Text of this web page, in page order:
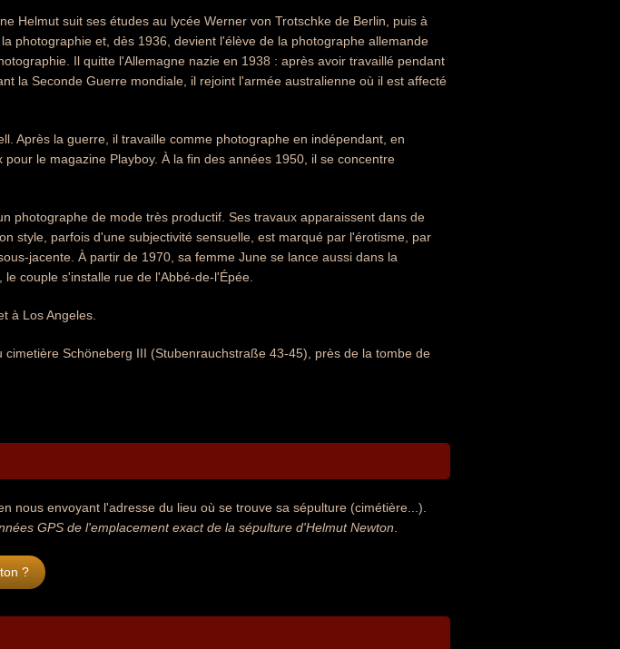
Helmut suit ses études au lycée Werner von Trotschke de Berlin, puis à
photographie et, dès 1936, devient l'élève de la photographe allemande
Il quitte l'Allemagne nazie en 1938 : après avoir travaillé pendant
la Seconde Guerre mondiale, il rejoint l'armée australienne où il est affecté
Après la guerre, il travaille comme photographe en indépendant, en
le magazine Playboy. À la fin des années 1950, il se concentre
photographe de mode très productif. Ses travaux apparaissent dans de
style, parfois d'une subjectivité sensuelle, est marqué par l'érotisme, par
jacente. À partir de 1970, sa femme June se lance aussi dans la
couple s'installe rue de l'Abbé-de-l'Épée.
à Los Angeles.
Schöneberg III (Stubenrauchstraße 43-45), près de la tombe de
nous envoyant l'adresse du lieu où se trouve sa sépulture (cimétière...).
GPS de l'emplacement exact de la sépulture d'Helmut Newton
?